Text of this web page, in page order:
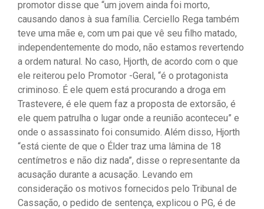
promotor disse que “um jovem ainda foi morto,
causando danos à sua família. Cerciello Rega também
teve uma mãe e, com um pai que vê seu filho matado,
independentemente do modo, não estamos revertendo
a ordem natural. No caso, Hjorth, de acordo com o que
ele reiterou pelo Promotor -Geral, “é o protagonista
criminoso. É ele quem está procurando a droga em
Trastevere, é ele quem faz a proposta de extorsão, é
ele quem patrulha o lugar onde a reunião aconteceu” e
onde o assassinato foi consumido. Além disso, Hjorth
“está ciente de que o Élder traz uma lâmina de 18
centímetros e não diz nada”, disse o representante da
acusação durante a acusação. Levando em
consideração os motivos fornecidos pelo Tribunal de
Cassação, o pedido de sentença, explicou o PG, é de